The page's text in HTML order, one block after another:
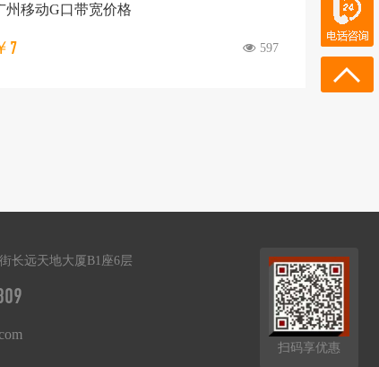
州移动G口带宽价格
7 597
13436973572
长远天地大厦B1座6层
扫码享优惠